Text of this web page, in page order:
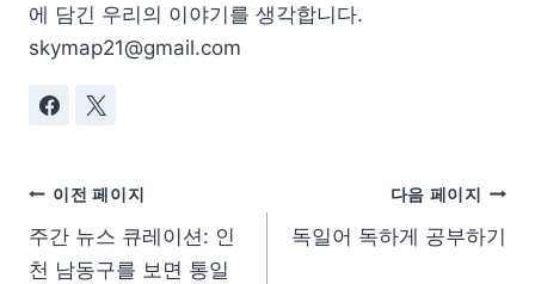
에 담긴 우리의 이야기를 생각합니다.
skymap21@gmail.com
이전 페이지
주간 뉴스 큐레이션: 인
천 남동구를 보면 통일
다음 페이지
독일어 독하게 공부하기